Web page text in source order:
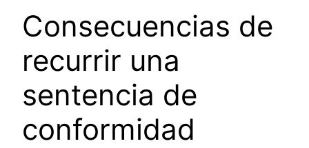
Consecuencias de
recurrir una
sentencia de
conformidad